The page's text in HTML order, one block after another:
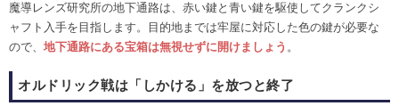
魔導レンズ研究所の地下通路は、赤い鍵と青い鍵を駆使してクランクシ
ャフト入手を目指します。目的地までは牢屋に対応した色の鍵が必要な
ので、 地下通路にある宝箱は無視せずに開けましょう 。
オルドリック戦は「しかける」を放つと終了